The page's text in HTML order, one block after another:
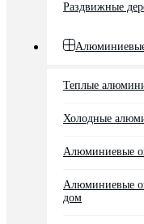
Раздвижные
Теплые
Холодные
Алюминиевые
Алюминиевые
дом